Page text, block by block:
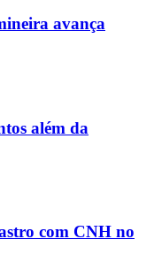
avança
além da
com CNH no